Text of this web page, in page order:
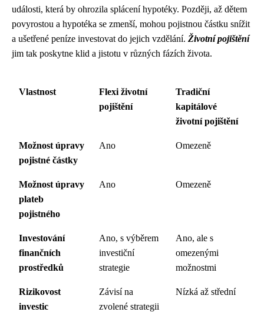
události, která by ohrozila splácení hypotéky. Později, až dětem
povyrostou a hypotéka se zmenší, mohou pojistnou částku snížit
a ušetřené peníze investovat do jejich vzdělání. Životní pojištění
jim tak poskytne klid a jistotu v různých fázích života.
Vlastnost
Flexi životní
pojištění
Tradiční
kapitálové
životní pojištění
Možnost úpravy
pojistné částky
Ano Omezeně
Možnost úpravy
plateb
pojistného
Ano Omezeně
Investování
finančních
prostředků
Ano, s výběrem
investiční
strategie
Ano, ale s
omezenými
možnostmi
Rizikovost
investic
Závisí na
zvolené strategii
Nízká až střední